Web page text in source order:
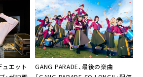
エット
GANG PARADE、最後の楽曲